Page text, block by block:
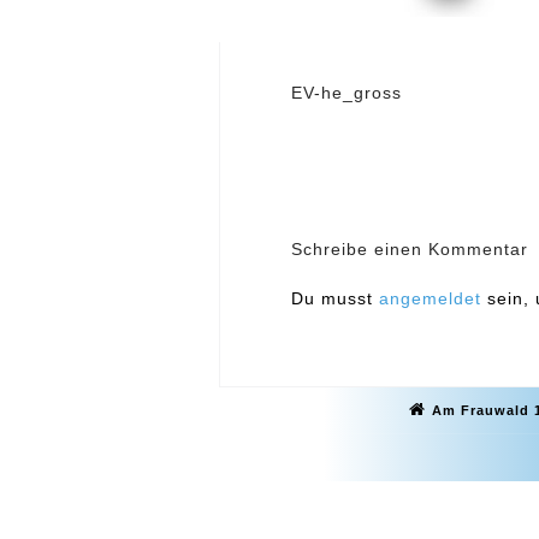
EV-he_gross
Schreibe einen Kommentar
Du musst angemeldet sein,
Am Frauwald